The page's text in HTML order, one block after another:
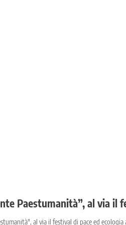
Paestumanità”, al via il
al via il festival di pace ed